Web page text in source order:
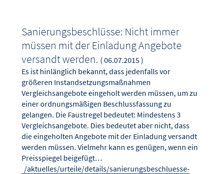
Sanierungsbeschlüsse: Nicht immer
müssen mit der Einladung Angebote
versandt werden. ( 06.07.2015 )
Es ist hinlänglich bekannt, dass jedenfalls vor
größeren Instandsetzungsmaßnahmen
Vergleichsangebote eingeholt werden müssen, um zu
einer ordnungsmäßigen Beschlussfassung zu
gelangen. Die Faustregel bedeutet: Mindestens 3
Vergleichsangebote. Dies bedeutet aber nicht, dass
die eingeholten Angebote mit der Einladung versandt
werden müssen. Vielmehr kann es genügen, wenn ein
Preisspiegel beigefügt…
/aktuelles/urteile/details/sanierungsbeschluesse-